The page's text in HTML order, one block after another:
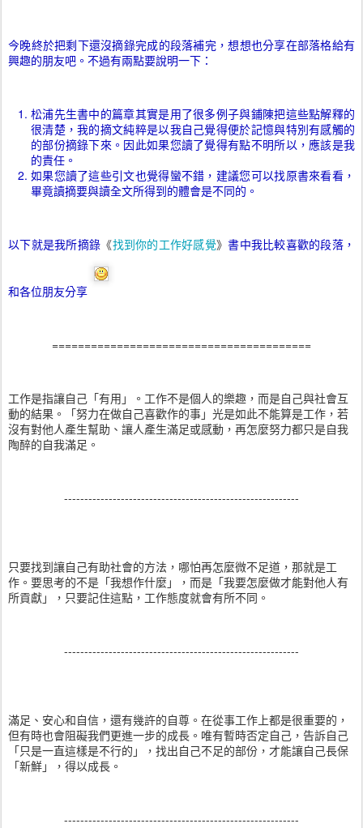
今晚終於把剩下還沒摘錄完成的段落補完，想想也分享在部落格給有
興趣的朋友吧。不過有兩點要說明一下：
松浦先生書中的篇章其實是用了很多例子與鋪陳把這些點解釋的
很清楚，我的摘文純粹是以我自己覺得便於記憶與特別有感觸的
的部份摘錄下來。因此如果您讀了覺得有點不明所以，應該是我
的責任。
如果您讀了這些引文也覺得蠻不錯，建議您可以找原書來看看，
畢竟讀摘要與讀全文所得到的體會是不同的。
以下就是我所摘錄 《找到你的工作好感覺》書中我比較喜歡的段落，
和各位朋友分享
========================================
工作是指讓自己「有用」。工作不是個人的樂趣，而是自己與社會互
動的結果。「努力在做自己喜歡作的事」光是如此不能算是工作，若
沒有對他人產生幫助、讓人產生滿足或感動，再怎麼努力都只是自我
陶醉的自我滿足。
----------------------------------------------------------
只要找到讓自己有助社會的方法，哪怕再怎麼微不足道，那就是工
作。要思考的不是「我想作什麼」，而是「我要怎麼做才能對他人有
所貢獻」，只要記住這點，工作態度就會有所不同。
----------------------------------------------------------
滿足、安心和自信，還有幾許的自尊。在從事工作上都是很重要的，
但有時也會阻礙我們更進一步的成長。唯有暫時否定自己，告訴自己
「只是一直這樣是不行的」，找出自己不足的部份，才能讓自己長保
「新鮮」，得以成長。
----------------------------------------------------------